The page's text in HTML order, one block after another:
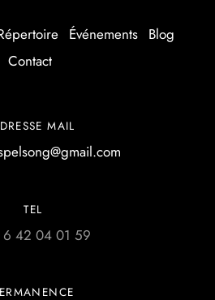
MAIL
TEL
6 42 04 01 59
Événements
Blog
Contact